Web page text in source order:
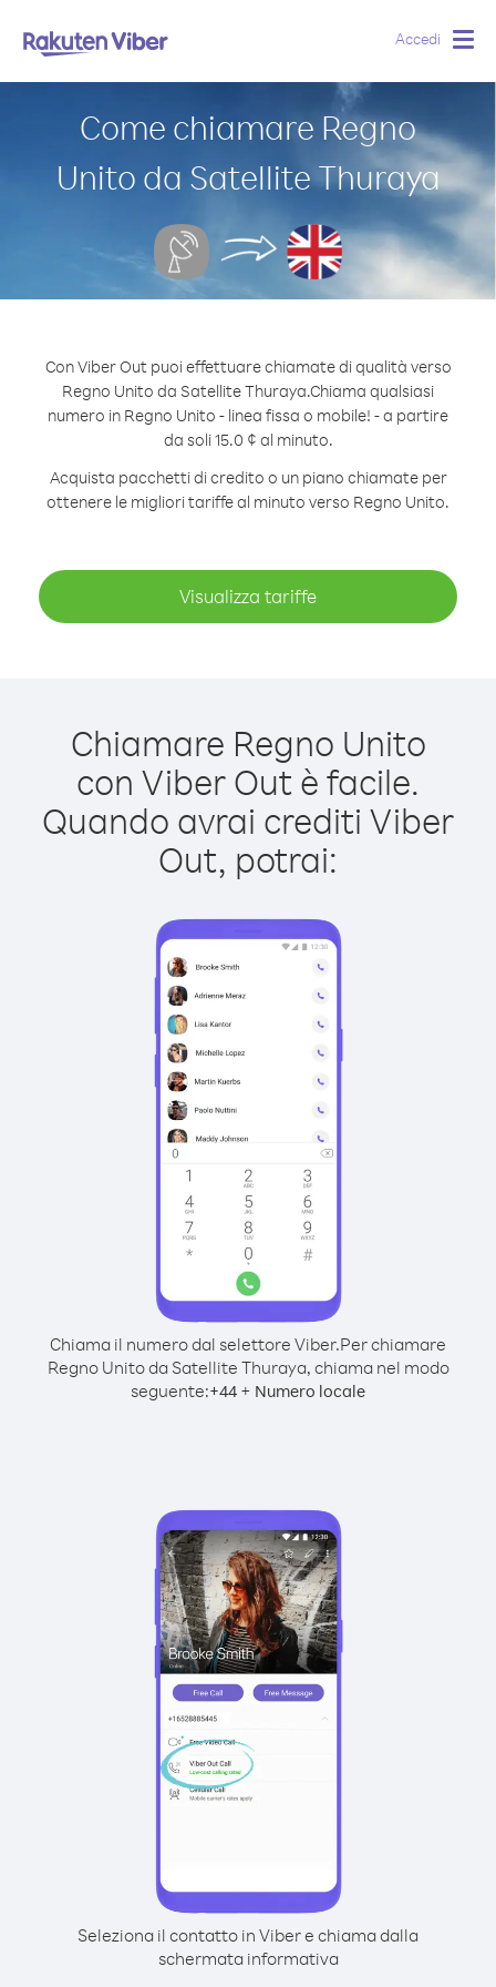
Accedi
Come chiamare Regno
Unito da Satellite Thuraya
Con Viber Out puoi effettuare chiamate di qualità verso
Regno Unito da Satellite Thuraya.Chiama qualsiasi
numero in Regno Unito - linea fissa o mobile! - a partire
da soli 15.0 ¢ al minuto.
Acquista pacchetti di credito o un piano chiamate per
ottenere le migliori tariffe al minuto verso Regno Unito.
Visualizza tariffe
Chiamare Regno Unito
con Viber Out è facile.
Quando avrai crediti Viber
Out, potrai:
Chiama il numero dal selettore Viber.Per chiamare
Regno Unito da Satellite Thuraya, chiama nel modo
seguente:+44 + Numero locale
Seleziona il contatto in Viber e chiama dalla
schermata informativa